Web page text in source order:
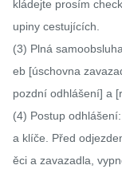
kládejte prosím
upiny cestujících.
(3) Plná
eb [úschovna
pozdní odhlášení] a
(4) Postup
a klíče. Před
ěci a zavazadla,